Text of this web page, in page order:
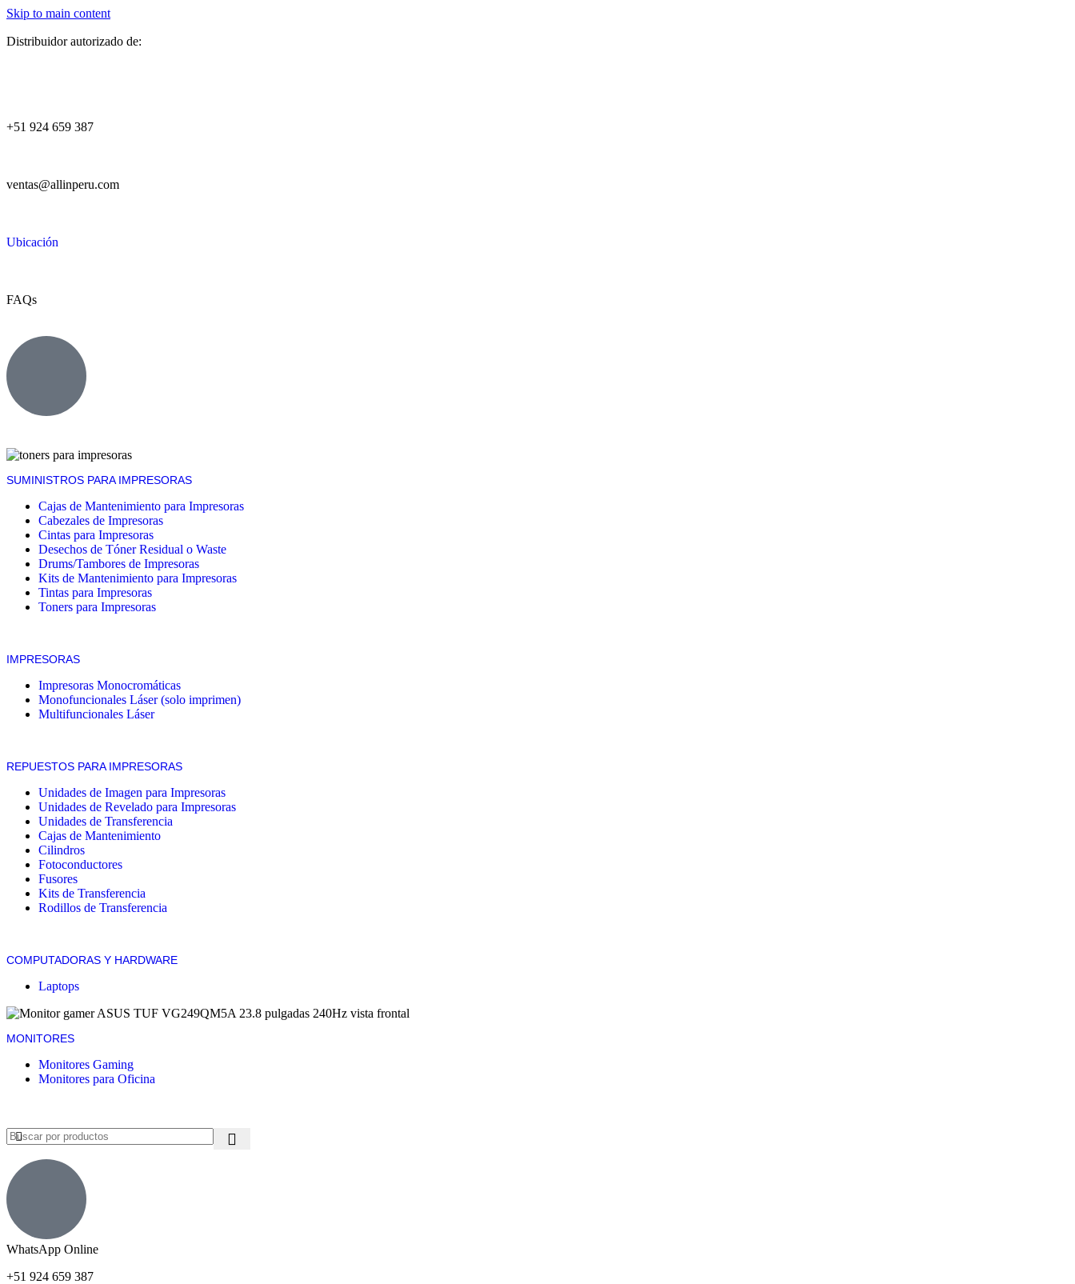
Skip to main content
Distribuidor autorizado de:
+51 924 659 387
ventas@allinperu.com
Ubicación
FAQs
SUMINISTROS PARA IMPRESORAS
Cajas de Mantenimiento para Impresoras
Cabezales de Impresoras
Cintas para Impresoras
Desechos de Tóner Residual o Waste
Drums/Tambores de Impresoras
Kits de Mantenimiento para Impresoras
Tintas para Impresoras
Toners para Impresoras
IMPRESORAS
Impresoras Monocromáticas
Monofuncionales Láser (solo imprimen)
Multifuncionales Láser
REPUESTOS PARA IMPRESORAS
Unidades de Imagen para Impresoras
Unidades de Revelado para Impresoras
Unidades de Transferencia
Cajas de Mantenimiento
Cilindros
Fotoconductores
Fusores
Kits de Transferencia
Rodillos de Transferencia
COMPUTADORAS Y HARDWARE
Laptops
MONITORES
Monitores Gaming
Monitores para Oficina
WhatsApp Online
+51 924 659 387